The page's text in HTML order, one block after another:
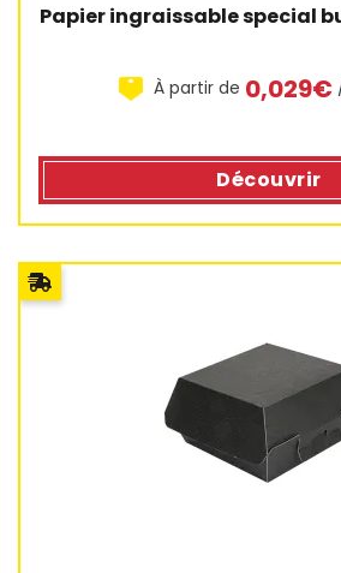
Papier ingraissable special
À partir de 0,029€
Découvrir